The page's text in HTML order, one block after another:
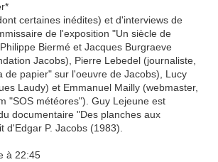
certaines inédites) et d'interviews de
de l'exposition "Un siècle de
Biermé et Jacques Burgraeve
Jacobs), Pierre Lebedel (journaliste,
de papier" sur l'oeuvre de Jacobs), Lucy
Laudy) et Emmanuel Mailly (webmaster,
"SOS météores"). Guy Lejeune est
documentaire "Des planches aux
d'Edgar P. Jacobs (1983).
à 22:45